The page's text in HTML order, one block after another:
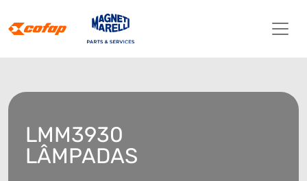
LMM3930
LÂMPADAS